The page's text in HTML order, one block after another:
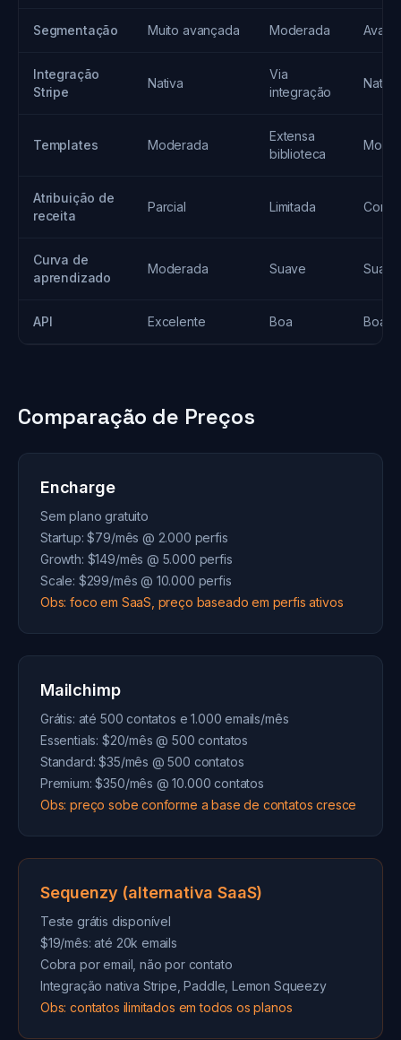
Segmentação Muito avançada Moderada
Integração
Stripe
Nativa
Via
integração
Nativa
Templates Moderada
Extensa
biblioteca
Atribuição de
receita
Parcial Limitada
Curva de
aprendizado
Moderada Suave Suave
API Excelente Boa Boa
Comparação de Preços
Encharge
Sem plano gratuito
Startup: $79/mês @ 2.000 perfis
Growth: $149/mês @ 5.000 perfis
Scale: $299/mês @ 10.000 perfis
Obs: foco em SaaS, preço baseado em perfis ativos
Mailchimp
Grátis: até 500 contatos e 1.000 emails/mês
Essentials: $20/mês @ 500 contatos
Standard: $35/mês @ 500 contatos
Premium: $350/mês @ 10.000 contatos
Obs: preço sobe conforme a base de contatos cresce
Sequenzy (alternativa SaaS)
Teste grátis disponível
$19/mês: até 20k emails
Cobra por email, não por contato
Integração nativa Stripe, Paddle, Lemon Squeezy
Obs: contatos ilimitados em todos os planos